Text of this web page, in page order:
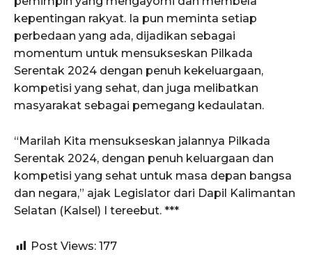
kepentingan rakyat. Ia pun meminta setiap
perbedaan yang ada, dijadikan sebagai
momentum untuk mensukseskan Pilkada
Serentak 2024 dengan penuh kekeluargaan,
kompetisi yang sehat, dan juga melibatkan
masyarakat sebagai pemegang kedaulatan.
“Marilah Kita mensukseskan jalannya Pilkada
Serentak 2024, dengan penuh keluargaan dan
kompetisi yang sehat untuk masa depan bangsa
dan negara,” ajak Legislator dari Dapil Kalimantan
Selatan (Kalsel) I tereebut. ***
Post Views: 177